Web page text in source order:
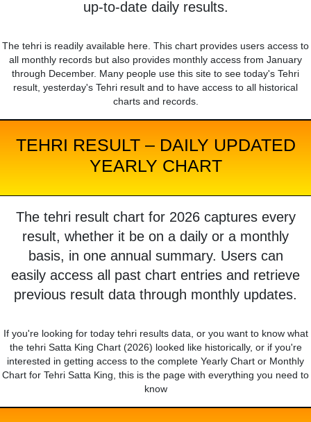
up-to-date daily results.
The tehri is readily available here. This chart provides users access to
all monthly records but also provides monthly access from January
through December. Many people use this site to see today's Tehri
result, yesterday's Tehri result and to have access to all historical
charts and records.
TEHRI RESULT – DAILY UPDATED
YEARLY CHART
The tehri result chart for 2026 captures every
result, whether it be on a daily or a monthly
basis, in one annual summary. Users can
easily access all past chart entries and retrieve
previous result data through monthly updates.
If you're looking for today tehri results data, or you want to know what
the tehri Satta King Chart (2026) looked like historically, or if you're
interested in getting access to the complete Yearly Chart or Monthly
Chart for Tehri Satta King, this is the page with everything you need to
know